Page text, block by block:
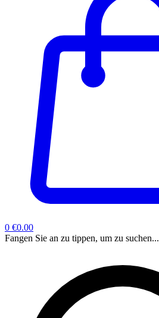
0 €0.00
Fangen Sie an zu tippen, um zu suchen...